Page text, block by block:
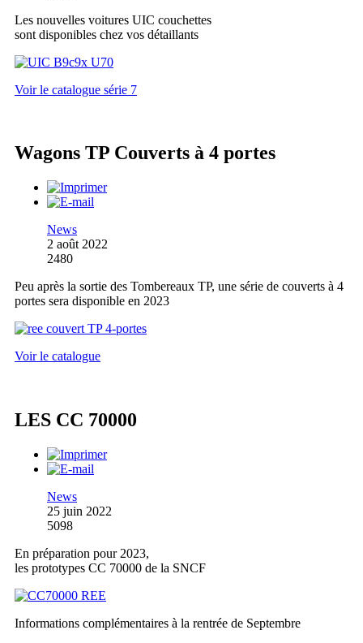
Les nouvelles voitures UIC couchettes
sont disponibles chez vos détaillants
Voir le catalogue série 7
Wagons TP Couverts à 4 portes
News
2 août 2022
2480
Peu après la sortie des Tombereaux TP, une série de couverts à 4
portes sera disponible en 2023
Voir le catalogue
LES CC 70000
News
25 juin 2022
5098
En préparation pour 2023,
les prototypes CC 70000 de la SNCF
Informations complémentaires à la rentrée de Septembre